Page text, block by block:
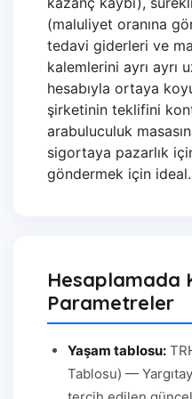
(maluliyet oranına
tedavi giderleri ve
kalemlerini ayrı ayrı
hesabıyla ortaya
şirketinin teklifini
arabuluculuk
sigortaya pazarlık
göndermek için ideal.
Hesaplamada
Parametreler
Yaşam tablosu:
Tablosu) —